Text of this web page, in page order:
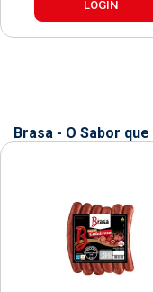
LOGIN
Brasa - O Sabor